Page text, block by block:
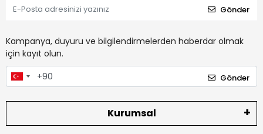
Gönder
Kampanya, duyuru ve bilgilendirmelerden haberdar olmak
için kayıt olun.
Gönder
Kurumsal